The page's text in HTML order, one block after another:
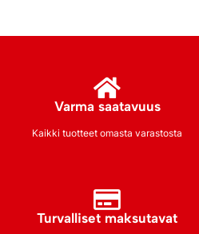
Varma saatavuus
Kaikki tuotteet omasta varastosta
Turvalliset maksutavat